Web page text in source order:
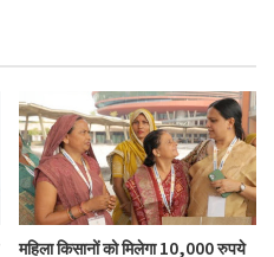
महिला किसानों को मिलेगा 10,000 रुपये